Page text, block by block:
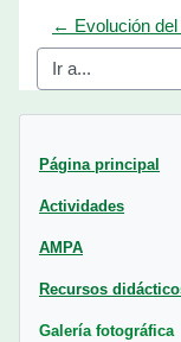
← Evolución del
Ir a...
Página principal
Actividades
AMPA
Recursos
Galería fotográfica